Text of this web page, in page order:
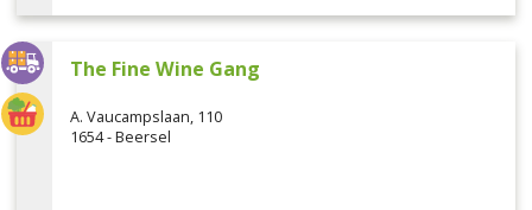
The Fine Wine Gang
A. Vaucampslaan, 110
1654 - Beersel